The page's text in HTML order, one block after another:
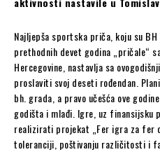
Najljepša sportska priča, koju su
prethodnih devet godina „pričale“
Hercegovine, nastavlja sa
proslaviti svoj deseti rođendan.
bh. grada, a pravo učešća ove
godišta i mlađi. Igre, uz finansijsku
realizirati projekat „Fer igra za fer
toleranciji, poštivanju različitosti i